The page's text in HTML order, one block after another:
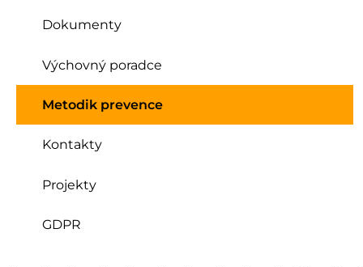
Dokumenty
Výchovný poradce
Metodik prevence
Kontakty
Projekty
GDPR